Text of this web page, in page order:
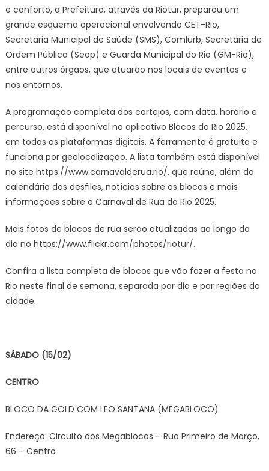
e conforto, a Prefeitura, através da Riotur, preparou um
grande esquema operacional envolvendo CET-Rio,
Secretaria Municipal de Saúde (SMS), Comlurb, Secretaria de
Ordem Pública (Seop) e Guarda Municipal do Rio (GM-Rio),
entre outros órgãos, que atuarão nos locais de eventos e
nos entornos.
A programação completa dos cortejos, com data, horário e
percurso, está disponível no aplicativo Blocos do Rio 2025,
em todas as plataformas digitais. A ferramenta é gratuita e
funciona por geolocalização. A lista também está disponível
no site https://www.carnavalderua.rio/, que reúne, além do
calendário dos desfiles, notícias sobre os blocos e mais
informações sobre o Carnaval de Rua do Rio 2025.
Mais fotos de blocos de rua serão atualizadas ao longo do
dia no https://www.flickr.com/photos/riotur/.
Confira a lista completa de blocos que vão fazer a festa no
Rio neste final de semana, separada por dia e por regiões da
cidade.
SÁBADO (15/02)
CENTRO
BLOCO DA GOLD COM LEO SANTANA (MEGABLOCO)
Endereço: Circuito dos Megablocos – Rua Primeiro de Março,
66 – Centro